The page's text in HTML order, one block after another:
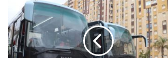
وزير الصناعة يقف على القدرات
الصناعية لمجمع “فيروفيال”
بعنابة